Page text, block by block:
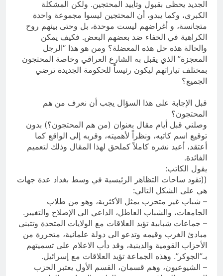
الجديد يحظى بقبول وتأييد المحتجين. ولكن المشكلة
الكبرى، وكما يبدو، أن المحتجين ليسوا مجموعة واحدة
متجانسة، و أغراضهم ليست موحدة، بل وحتى بينهم روح
الكراهية في الخفاء ضد بعضهم البعض. فكيف يمكن
والحالة هذه حل هذه المعضلة؟ ومن هو هذا “الرجل
المعجزة” الذي يقبل به الشارع العراقي وخاصة المحتجون
بمختلف تياراتهم ليكون رئيساً للحكومة الجديدة ترضي
الجميع؟
قبل الإجابة على هذا السؤال يجب أن نعرف من هم
المحتجون؟
وصلني قبل أيام مقال بعنوان (من هم المحتجون؟) بدون
توقيع اسم كاتبه، ونظراً لأهميته، وقربه إلى الواقع كما
أعتقد، أعيد نشره كاملاً كملحق لهذا المقال وذلك لتعميم
الفائدة.
يقول الكاتب:
((تقود ساحات التظاهر الرئيسية في وسط بغداد عدة جهات
هي على الشكل التالي:
– شباب غير متحزب يمثل الأكثرية، وهو من طلاب
الجامعات، والشباب العاطل، الداعي الى الإصلاح والتغيير.
– جماعات شبابية تؤيد العلاقات مع الولايات المتحدة وتتبنى
مبادئ الغرب وقيمه وتدعو الى دولة علمانية، متحررة من
الأحزاب القومية والدينية، وقد دأب الاعلام على تسميتهم
بـ”الجوكر”. وهذه الجماعة تؤيد العلاقات مع إسرائيل.
– الشيوعيون، وهم قسمان، القسم الأول يعتبر الحزب